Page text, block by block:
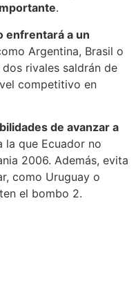
.
enfrentará a un
Argentina, Brasil o
rivales saldrán de
competitivo en
de avanzar a
la que Ecuador no
2006. Además, evita
como Uruguay o
el bombo 2.